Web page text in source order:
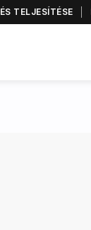
TELJESÍTÉSE